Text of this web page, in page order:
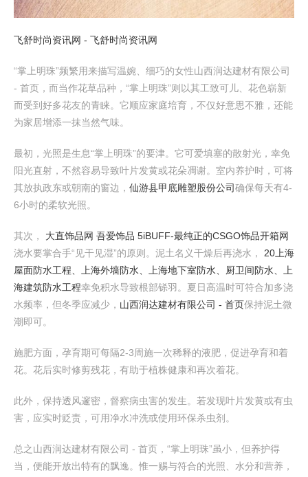
飞舒时尚资讯网 - 飞舒时尚资讯网
“掌上明珠”频繁用来描写温婉、细巧的女性山西润达建材有限公司
- 首页，而当作花草品种，“掌上明珠”则以其工致可儿、花色崭新
而受到好多花友的青睐。它顺应家庭培育，不仅好意思不雅，还能
为家居增添一抹当然气味。
最初，光照是生息“掌上明珠”的要津。它可爱填塞的散射光，幸免
阳光直射，不然容易导致叶片发黄或花朵凋谢。室内养护时，可将
其放执政东或朝南的窗边， 仙游县甲底雕塑股份公司确保每天有4-
6小时的柔软光照。
其次， 大直饰品网 吾爱饰品 5iBUFF-最纯正的CSGO饰品开箱网
浇水要掌合手“见干见湿”的原则。泥土名义干燥后再浇水， 20上海
屋面防水工程、上海外墙防水、上海地下室防水、厨卫间防水、上
海建筑防水工程幸免积水导致根部铩羽。夏日高温时可符合加多浇
水频率，但冬季应减少， 山西润达建材有限公司 - 首页保持泥土微
潮即可。
施肥方面，孕育期可每隔2-3周施一次稀释的液肥，促进孕育和着
花。花后实时修剪残花，有助于植株健康和再次着花。
此外，保持透风邃密，督察病虫害的发生。若发现叶片发黄或有虫
害，应实时贬责，可用净水冲洗或使用环保杀虫剂。
总之山西润达建材有限公司 - 首页，“掌上明珠”虽小，但养护得
当，便能开放出特有的飘逸。惟一赐与符合的光照、水分和营养，